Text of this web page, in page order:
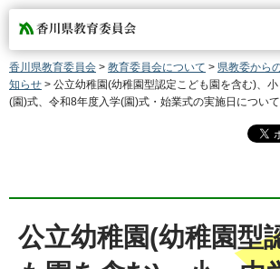
香川県教育委員会
香川県教育委員会 > 教育委員会について > 県教委から
知らせ > 公立幼稚園(幼稚園型認定こども園を含む)、
(園)式、令和8年度入学(園)式・始業式の実施日について
公立幼稚園(幼稚園型